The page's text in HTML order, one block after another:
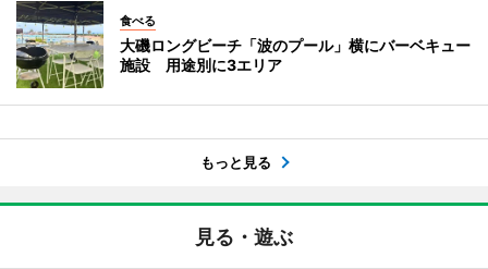
食べる
大磯ロングビーチ「波のプール」横にバーベキュー
施設 用途別に3エリア
もっと見る
見る・遊ぶ